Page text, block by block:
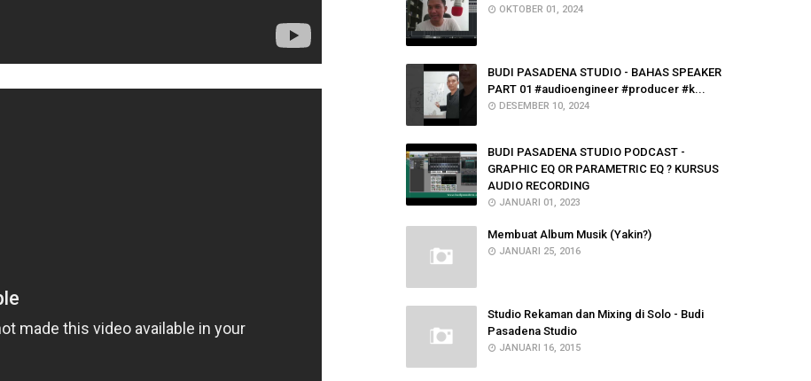
OKTOBER 01, 2024
BUDI PASADENA STUDIO - BAHAS SPEAKER
PART 01 #audioengineer #producer #k...
DESEMBER 10, 2024
BUDI PASADENA STUDIO PODCAST -
GRAPHIC EQ OR PARAMETRIC EQ ? KURSUS
AUDIO RECORDING
JANUARI 01, 2023
Membuat Album Musik (Yakin?)
JANUARI 25, 2016
Studio Rekaman dan Mixing di Solo - Budi
Pasadena Studio
JANUARI 16, 2015